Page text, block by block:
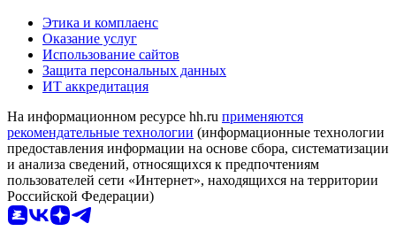
Этика и комплаенс
Оказание услуг
Использование сайтов
Защита персональных данных
ИТ аккредитация
На информационном ресурсе hh.ru применяются
рекомендательные технологии (информационные технологии
предоставления информации на основе сбора, систематизации
и анализа сведений, относящихся к предпочтениям
пользователей сети «Интернет», находящихся на территории
Российской Федерации)